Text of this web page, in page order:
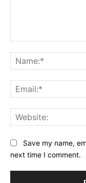
Save my name,
next time I comment.